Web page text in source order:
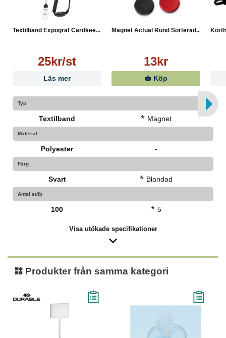
Textilband Expograf Cardkee...
25kr/st
Läs mer
Magnet Actual Rund Sorterad...
13kr
Köp
Typ
Textilband * Magnet
Material
Polyester -
Färg
Svart * Blandad
Antal st/fp
100 * 5
Visa utökade specifikationer
Produkter från samma kategori